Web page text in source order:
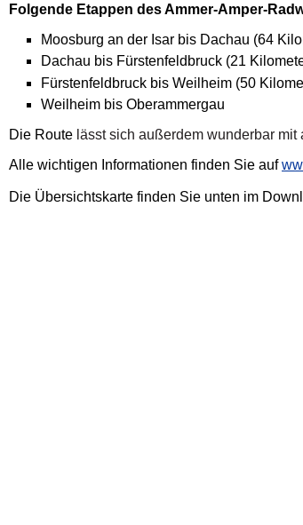
Folgende Etappen des Ammer-Amper-
Moosburg an der Isar bis Dachau (64
Dachau bis Fürstenfeldbruck (21
Fürstenfeldbruck bis Weilheim (50
Weilheim bis Oberammergau
Die Route lässt sich außerdem wunderbar
Alle wichtigen Informationen finden Sie auf
Die Übersichtskarte finden Sie unten im